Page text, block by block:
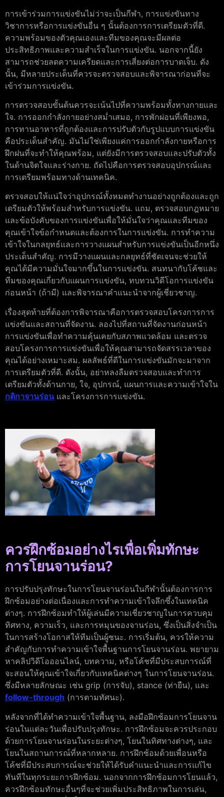
การเข้าร่วมการแข่งขันไม่ว่าจะเป็นกีฬา, การแข่งขันทาง
วิชาการหรือการแข่งขันอื่น ๆ นั้นต้องการการเตรียมตัวที่ดี.
ความพร้อมของตัวคุณเองและทีมของคุณจะมีผลต่อ
ประสิทธิภาพและความสำเร็จในการแข่งขัน. นอกจากนี้ยัง
สามารถช่วยลดความเครียดและการเสี่ยงต่อการบาดเจ็บ. ดัง
นั้น, มีหลายประเด็นที่ควรจะตรวจสอบและพิจารณาก่อนที่จะ
เข้าร่วมการแข่งขัน.
การตรวจสอบขั้นต้นควรจะเน้นไปที่ความพร้อมทั้งทางกายและ
ใจ. การออกกำลังกายอย่างสม่ำเสมอ, การพักผ่อนที่เพียงพอ,
การทานอาหารที่ถูกต้องและการปรับตัวกับรูปแบบการแข่งขัน
คือประเด็นสำคัญ. มันไม่ใช่เพียงแค่การออกกำลังกายหรือการ
ฝึกฝนที่จะทำให้คุณพร้อม, แต่ยังมีการตรวจสอบและปรับตัวทั้ง
ในด้านจิตใจและร่างกาย. ถัดไปคือการตรวจสอบอุปกรณ์และ
การเตรียมพร้อมทางด้านเทคนิค.
ตรวจสอบให้แน่ใจว่าอุปกรณ์ทั้งหมดทำงานอย่างถูกต้องและถูก
เตรียมตัวให้พร้อมสำหรับการแข่งขัน. แถม, ตรวจสอบกฎหมาย
และข้อบังคับของการแข่งขันเพื่อให้มั่นใจว่าคุณและทีมของ
คุณเข้าใจข้อกำหนดและต้องการในการแข่งขัน. การทำความ
เข้าใจในกลยุทธ์และการวางแผนสำหรับการแข่งขันเป็นอีกหนึ่ง
ประเด็นสำคัญ. การมีวางแผนและกลยุทธ์ที่ชัดเจนจะช่วยให้
คุณได้มีความมั่นใจมากขึ้นในการแข่งขัน. สนทนากับโค้ชและ
ทีมของคุณเกี่ยวกับแผนการแข่งขัน, ทบทวนวิดีโอการแข่งขัน
ก่อนหน้า (ถ้ามี) และพิจารณาคำแนะนำจากผู้เชี่ยวชาญ.
เรื่องสุดท้ายที่ต้องการพิจารณาคือการตรวจสอบโครงการการ
แข่งขันและสถานที่จัดงาน. ลองไปที่สถานที่จัดงานก่อนหน้า
การแข่งขันเพื่อทำความคุ้นเคยกับสภาพแวดล้อม และตรวจ
สอบโครงการการแข่งขันเพื่อให้คุณสามารถจัดสรรเวลาของ
คุณได้อย่างเหมาะสม. ผลลัพธ์ที่ดีในการแข่งขันมักจะมาจาก
การเตรียมตัวที่ดี. ดังนั้น, อย่าหลงลืมตรวจสอบและทำการ
เตรียมตัวทั้งด้านกาย, ใจ, อุปกรณ์, แผนการและความเข้าใจใน
กติกาจานร่อน และโครงการการแข่งขัน.
ควรฝึกซ้อมอย่างไรเพื่อเพิ่มทักษะ
การโยนจานร่อน?
การปรับปรุงทักษะในการโยนจานร่อนในกีฬานั้นต้องการการ
ฝึกซ้อมอย่างต่อเนื่องและการทำความเข้าใจลึกซึ้งในเทคนิค
ต่างๆ. การฝึกซ้อมทำให้ผู้เล่นมีความเชี่ยวชาญในการควบคุม
ทิศทาง, ความเร็ว, และการหมุนของจานร่อน, ซึ่งเป็นสิ่งจำเป็น
ในการสร้างโอกาสให้ทีมเป็นผู้ชนะ. การเริ่มต้น, ควรให้ความ
สำคัญกับการทำความเข้าใจพื้นฐานการโยนจานร่อน. พยายาม
หาคลิปวิดีโอออนไลน์, บทความ, หรือโค้ชที่มีประสบการณ์ที่
จะสอนให้คุณเข้าใจเกี่ยวกับเทคนิคต่างๆ ในการโยนจานร่อน.
ซึ่งมีหลายลักษณะ เช่น grip (การจับ), stance (ท่ายืน), และ
follow-through (การตามทัศนะ).
หลังจากที่ได้ทำความเข้าใจพื้นฐาน, ลงมือฝึกซ้อมการโยนจาน
ร่อนในแต่ละวันเพื่อปรับปรุงทักษะ. การฝึกซ้อมจะควรประกอบ
ด้วยการโยนจานร่อนในระยะต่างๆ, โยนในทิศทางต่างๆ, และ
โยนในสถานการณ์ที่หลากหลาย. การฝึกซ้อมด้วยเพื่อนหรือ
โค้ชที่มีประสบการณ์จะช่วยให้ได้รับคำแนะนำและการแก้ไข
ทันทีในทุกระยะการฝึกซ้อม. นอกจากการฝึกซ้อมการโยนแล้ว,
ควรฝึกซ้อมทักษะอื่นๆที่จะช่วยเพิ่มประสิทธิภาพในการเล่น,